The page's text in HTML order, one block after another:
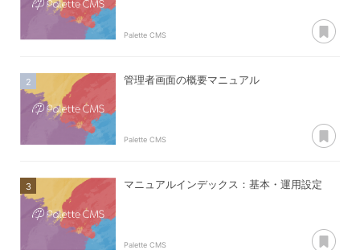
Palette CMS
管理者画面の概要マニュアル
Palette CMS
マニュアルインデックス：基本・運用設定
Palette CMS